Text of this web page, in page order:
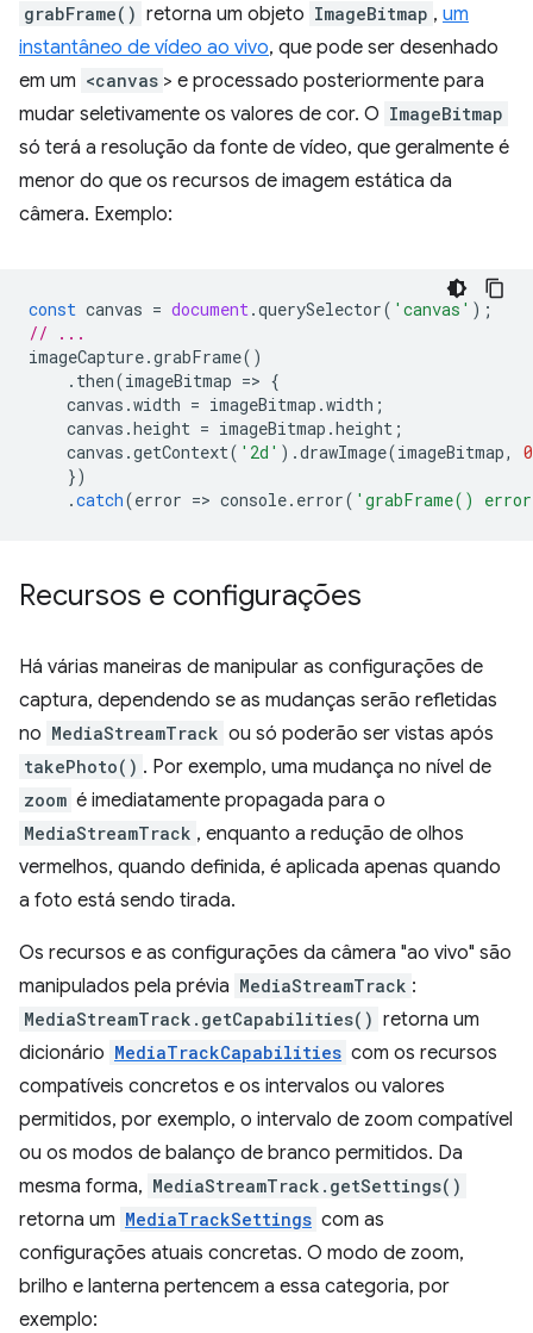
grabFrame() retorna um objeto ImageBitmap , um
instantâneo de vídeo ao vivo, que pode ser desenhado
em um <canvas > e processado posteriormente para
mudar seletivamente os valores de cor. O ImageBitmap
só terá a resolução da fonte de vídeo, que geralmente é
menor do que os recursos de imagem estática da
câmera. Exemplo:
const canvas = document.querySelector( 'canvas' );
// ...
imageCapture.grabFrame()
. then(imageBitmap => {
canvas .width = imageBitmap .width ;
canvas .height = imageBitmap .height ;
canvas .getContext( '2d' ).drawImage(imageBitmap,
0
})
.catch(error => console. error( 'grabFrame()
Recursos e configurações
Há várias maneiras de manipular as configurações de
captura, dependendo se as mudanças serão refletidas
no MediaStreamTrack ou só poderão ser vistas após
takePhoto() . Por exemplo, uma mudança no nível de
zoom é imediatamente propagada para o
MediaStreamTrack , enquanto a redução de olhos
vermelhos, quando definida, é aplicada apenas quando
a foto está sendo tirada.
Os recursos e as configurações da câmera "ao vivo" são
manipulados pela prévia MediaStreamTrack :
MediaStreamTrack.getCapabilities() retorna um
dicionário MediaTrackCapabilities com os recursos
compatíveis concretos e os intervalos ou valores
permitidos, por exemplo, o intervalo de zoom compatível
ou os modos de balanço de branco permitidos. Da
mesma forma, MediaStreamTrack.getSettings()
retorna um MediaTrackSettings com as
configurações atuais concretas. O modo de zoom,
brilho e lanterna pertencem a essa categoria, por
exemplo: